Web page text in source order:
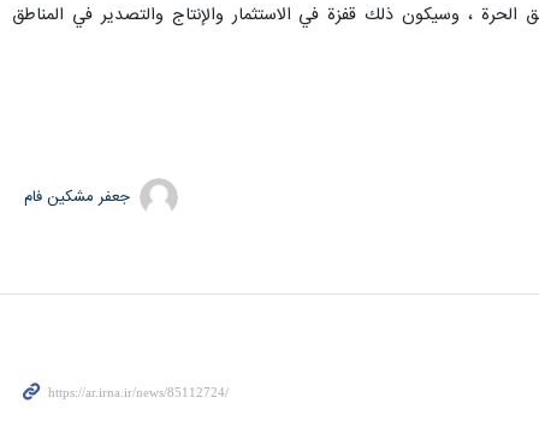
، وسيكون ذلك قفزة في الاستثمار والإنتاج والتصدير في المناطق
جعفر مشکین فام